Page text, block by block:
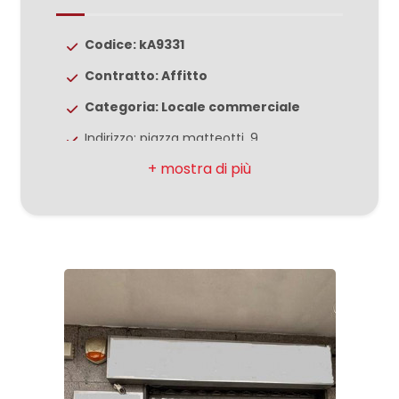
Codice: kA9331
Contratto: Affitto
Categoria: Locale commerciale
Indirizzo: piazza matteotti, 9
Locali: 2
Numero Vetrine: 1
Camere
Qualsiasi